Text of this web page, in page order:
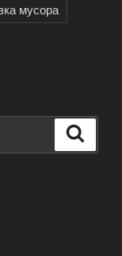
мусора